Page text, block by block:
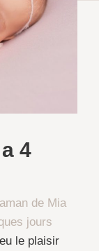
4
de Mia
jours
le plaisir